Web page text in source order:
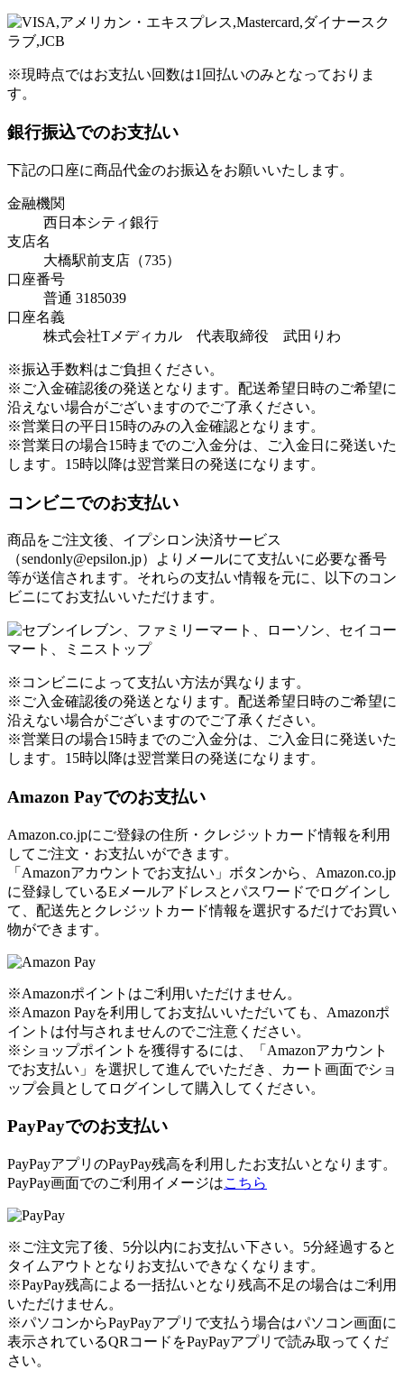
※現時点ではお支払い回数は1回払いのみとなっておりま
す。
銀行振込でのお支払い
下記の口座に商品代金のお振込をお願いいたします。
金融機関
西日本シティ銀行
支店名
大橋駅前支店（735）
口座番号
普通 3185039
口座名義
株式会社Tメディカル 代表取締役 武田りわ
※振込手数料はご負担ください。
※ご入金確認後の発送となります。配送希望日時のご希望に
沿えない場合がございますのでご了承ください。
※営業日の平日15時のみの入金確認となります。
※営業日の場合15時までのご入金分は、ご入金日に発送いた
します。15時以降は翌営業日の発送になります。
コンビニでのお支払い
商品をご注文後、イプシロン決済サービス
（sendonly@epsilon.jp）よりメールにて支払いに必要な番号
等が送信されます。それらの支払い情報を元に、以下のコン
ビニにてお支払いいただけます。
※コンビニによって支払い方法が異なります。
※ご入金確認後の発送となります。配送希望日時のご希望に
沿えない場合がございますのでご了承ください。
※営業日の場合15時までのご入金分は、ご入金日に発送いた
します。15時以降は翌営業日の発送になります。
Amazon Payでのお支払い
Amazon.co.jpにご登録の住所・クレジットカード情報を利用
してご注文・お支払いができます。
「Amazonアカウントでお支払い」ボタンから、Amazon.co.jp
に登録しているEメールアドレスとパスワードでログインし
て、配送先とクレジットカード情報を選択するだけでお買い
物ができます。
※Amazonポイントはご利用いただけません。
※Amazon Payを利用してお支払いいただいても、Amazonポ
イントは付与されませんのでご注意ください。
※ショップポイントを獲得するには、「Amazonアカウント
でお支払い」を選択して進んでいただき、カート画面でショ
ップ会員としてログインして購入してください。
PayPayでのお支払い
PayPayアプリのPayPay残高を利用したお支払いとなります。
PayPay画面でのご利用イメージはこちら
※ご注文完了後、5分以内にお支払い下さい。5分経過すると
タイムアウトとなりお支払いできなくなります。
※PayPay残高による一括払いとなり残高不足の場合はご利用
いただけません。
※パソコンからPayPayアプリで支払う場合はパソコン画面に
表示されているQRコードをPayPayアプリで読み取ってくだ
さい。